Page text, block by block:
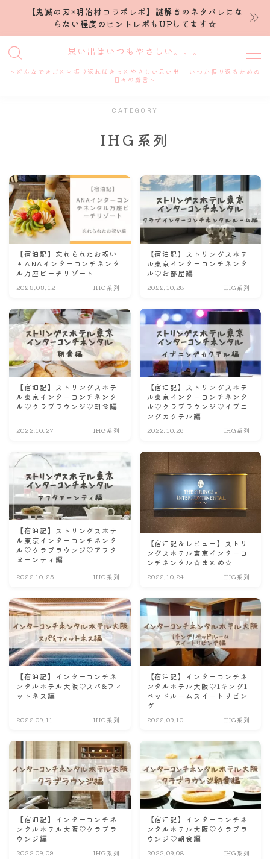
【鬼滅の刃×明治村コラボレポ】謎解きのネタバレにな
らない程度のヒントレポもUPしてます☆
思い出はいつもやさしい。。。
～どんなできごとも振り返ればきっとやさしい思い出 いつか振り返るための
日々の戯言～
MENU
ホテル滞在記
舞台・ライブ
名古屋
ナナちゃん人形
CATEGORY
IHG系列
【宿泊記】忘れられたお祝い
＊ANAインターコンチネンタ
ル万座ビーチリゾート
2023.03.12 IHG系列
【宿泊記】ストリングスホテ
ル東京インターコンチネンタ
ル♡お部屋編
2022.10.28 IHG系列
【宿泊記】ストリングスホテ
ル東京インターコンチネンタ
ル♡クラブラウンジ♡朝食編
2022.10.27 IHG系列
【宿泊記】ストリングスホテ
ル東京インターコンチネンタ
ル♡クラブラウンジ♡イブニ
ングカクテル編
2022.10.26 IHG系列
【宿泊記】ストリングスホテ
ル東京インターコンチネンタ
ル♡クラブラウンジ♡アフタ
ヌーンティ編
2022.10.25 IHG系列
【宿泊記＆レビュー】ストリ
ングスホテル東京インターコ
ンチネンタル☆まとめ☆
2022.10.24 IHG系列
【宿泊記】インターコンチネ
ンタルホテル大阪♡スパ&フィ
ットネス編
2022.09.11 IHG系列
【宿泊記】インターコンチネ
ンタルホテル大阪♡1キング1
ベッドルームスイートリビン
グ
2022.09.10 IHG系列
【宿泊記】インターコンチネ
ンタルホテル大阪♡クラブラ
ウンジ編
2022.09.09 IHG系列
【宿泊記】インターコンチネ
ンタルホテル大阪♡クラブラ
ウンジ♡朝食編
2022.09.08 IHG系列